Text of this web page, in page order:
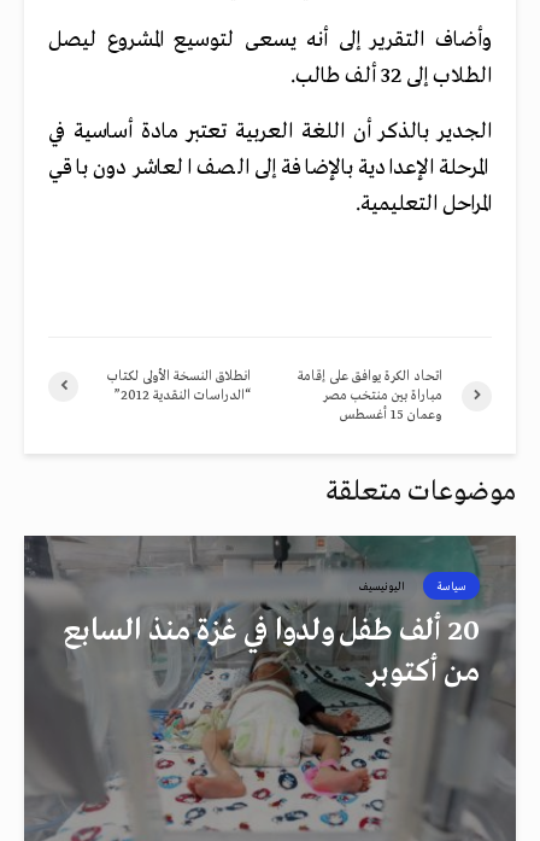
وأضاف التقرير إلى أنه يسعى لتوسيع المشروع ليصل
الطلاب إلى 32 ألف طالب.
الجدير بالذكر أن اللغة العربية تعتبر مادة أساسية في
المرحلة الإعدادية بالإضافة إلى الصف العاشر دون باقي
المراحل التعليمية.
انطلاق النسخة الأولى لكتاب
“الدراسات النقدية 2012”
اتحاد الكرة يوافق على إقامة
مباراة بين منتخب مصر
وعمان 15 أغسطس
موضوعات متعلقة
سياسة اليونيسيف
20 ألف طفل ولدوا في غزة منذ السابع
من أكتوبر